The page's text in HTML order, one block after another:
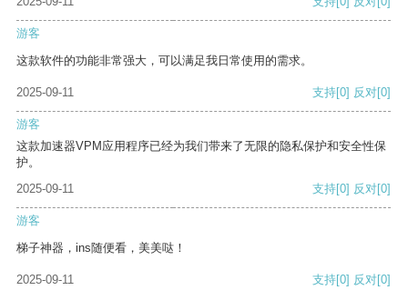
游客
这款软件的功能非常强大，可以满足我日常使用的需求。
2025-09-11 支持[0] 反对[0]
游客
这款加速器VPM应用程序已经为我们带来了无限的隐私保护和安全性保
护。
2025-09-11
支持[0] 反对[0]
游客
梯子神器，ins随便看，美美哒！
2025-09-11 支持[0] 反对[0]